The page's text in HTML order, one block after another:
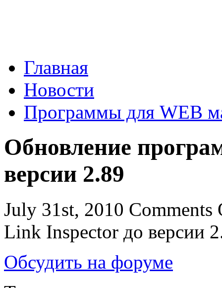
Главная
Новости
Программы для WEB
Обновление
версии 2.89
July 31st, 2010 Comments
Link Inspector до версии
Обсудить на форуме